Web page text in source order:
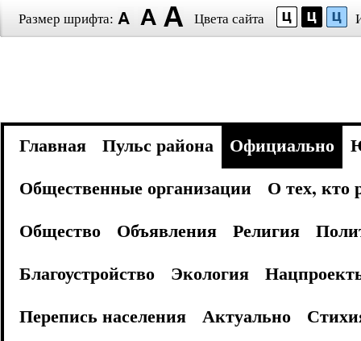
Размер шрифта: Цвета сайта
Главная Пульс района Официально
Общественные организации
О тех, кто
Общество
Объявления Религия
Благоустройство
Экология
Перепись населения
Актуально